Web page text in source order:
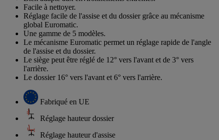
Facile à nettoyer.
Réglage facile de l'assise et du dossier grâce au mécanisme
global Euromatic.
Une gamme de 5 modèles.
Le mécanisme Euromatic permet un réglage rapide de l'angle
de l'assise et du dossier.
Le siège peut être réglé de 12° vers l'avant et de 3° vers
l'arrière.
Le dossier 16° vers l'avant et 6° vers l'arrière.
Fabriqué en UE
Réglage hauteur dossier
Réglage hauteur d'assise